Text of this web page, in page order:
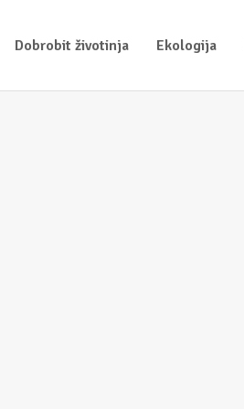
Dobrobit životinja Ekologija